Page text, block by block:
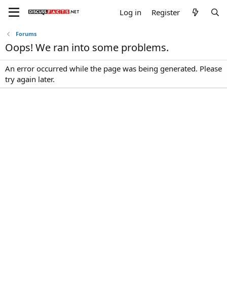
Log in Register
Forums
Oops! We ran into some problems.
An error occurred while the page was being generated. Please
try again later.